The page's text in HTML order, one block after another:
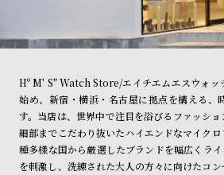
Hº M' S" Watch Store/エイチエムエスウォッ
始め、新宿・横浜・名古屋に拠点を構える、
す。当店は、世界中で注目を浴びるファッショ
細部までこだわり抜いたハイエンドなマイク
種多様な国から厳選したブランドを幅広くラ
を刺激し、洗練された大人の方々に向けたコ